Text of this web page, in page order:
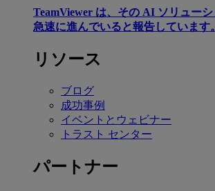
TeamViewer は、その AI ソリュー
急速に進んでいると報告しています。
リソース
ブログ
成功事例
イベントとウェビナー
トラスト センター
パートナー